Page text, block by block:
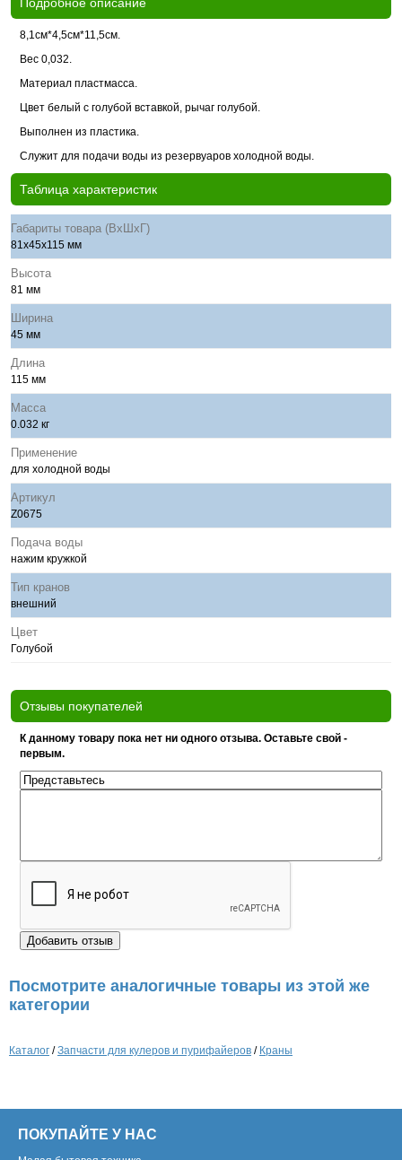
8,1см*4,5см*11,5см.
Вес 0,032.
Материал пластмасса.
Цвет белый с голубой вставкой, рычаг голубой.
Выполнен из пластика.
Служит для подачи воды из резервуаров холодной воды.
Таблица характеристик
Габариты товара (ВхШхГ)
81x45x115 мм
Высота
81 мм
Ширина
45 мм
Длина
115 мм
Масса
0.032 кг
Применение
для холодной воды
Артикул
Z0675
Подача воды
нажим кружкой
Тип кранов
внешний
Цвет
Голубой
Отзывы покупателей
К данному товару пока нет ни одного отзыва. Оставьте свой -
первым.
Посмотрите аналогичные товары из этой же
категории
Каталог /Запчасти для кулеров и пурифайеров / Краны
ПОКУПАЙТЕ У НАС